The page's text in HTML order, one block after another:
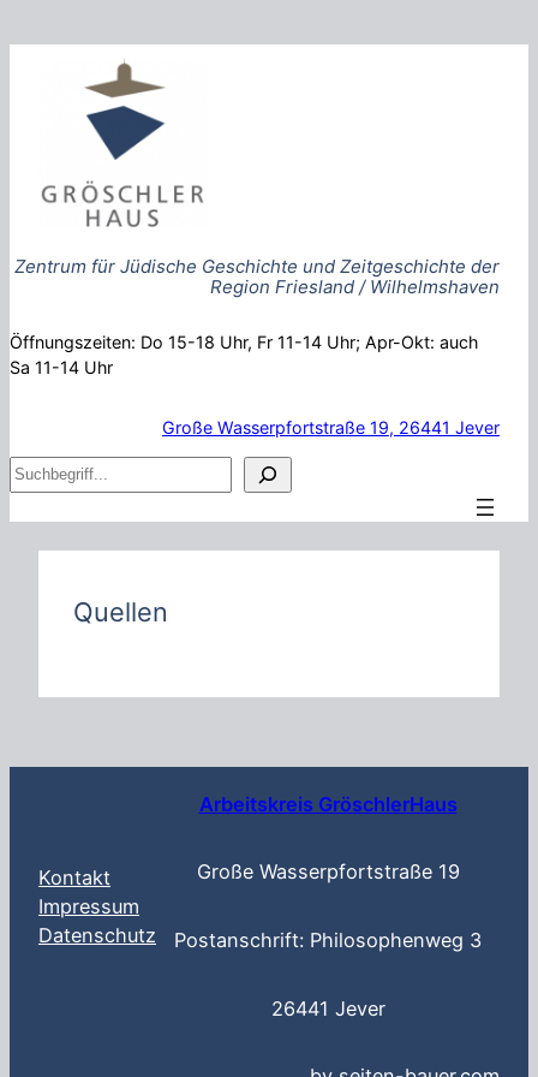
Inhalt
springen
Zentrum für Jüdische Geschichte und Zeitgeschichte der
Region Friesland / Wilhelmshaven
Öffnungszeiten: Do 15-18 Uhr, Fr 11-14 Uhr; Apr-Okt: auch
Sa 11-14 Uhr
Große Wasserpfortstraße 19, 26441 Jever
S
u
c
Quellen
Kontakt
Impressum
Datenschutz
Arbeitskreis GröschlerHaus
Große Wasserpfortstraße 19
Postanschrift: Philosophenweg 3
26441 Jever